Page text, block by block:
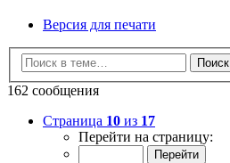
Версия для печати
Поиск
162 сообщения
Страница 10 из 17
Перейти на страницу: